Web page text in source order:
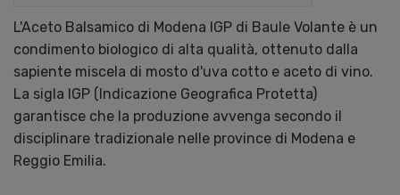
L'Aceto Balsamico di Modena IGP di Baule Volante è un
condimento biologico di alta qualità, ottenuto dalla
sapiente miscela di mosto d'uva cotto e aceto di vino.
La sigla IGP (Indicazione Geografica Protetta)
garantisce che la produzione avvenga secondo il
disciplinare tradizionale nelle province di Modena e
Reggio Emilia.